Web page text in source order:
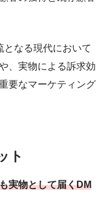
となる現代において
、実物による訴求効
要なマーケティング
ト
実物として届くDM